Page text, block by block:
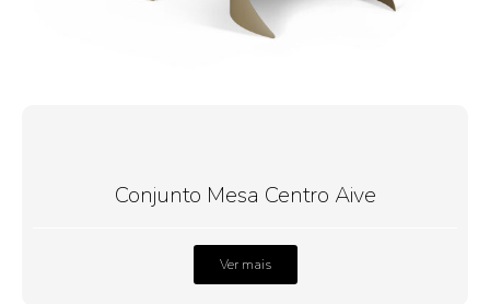
Conjunto Mesa Centro Aive
Ver mais